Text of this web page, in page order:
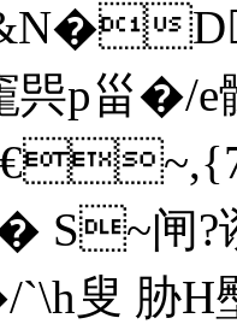
D
巺p甾�/e
S~闸
叟 胁H